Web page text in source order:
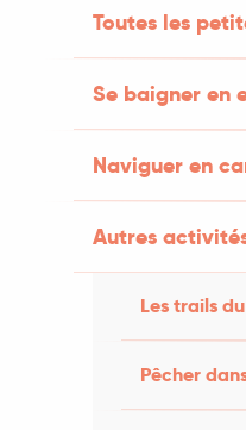
Toutes les
Se baigner en
Naviguer en
Autres
Les trails
Pêcher
à la fête votive
Votive
Quo Vai Bulhir, DJ
sur place